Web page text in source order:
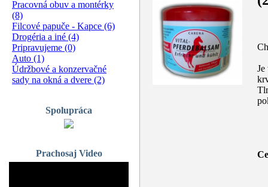
Pracovná obuv a montérky
(8)
Filcové papuče - Kapce (6)
Drogéria a iné (4)
Pripravujeme (0)
Auto (1)
Údržbové a konzervačné
sady na okná a dvere (2)
Spolupráca
Prachosaj Video
Je